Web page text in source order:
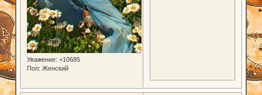
Уважение: +10685
Пол: Женский